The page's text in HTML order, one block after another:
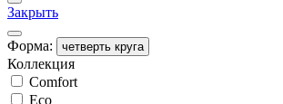
Закрыть
Форма: четверть круга
Коллекция
Comfort
Eco